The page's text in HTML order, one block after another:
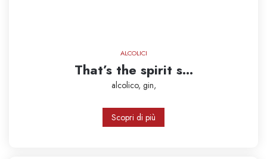
ALCOLICI
That’s the spirit s...
alcolico, gin,
Scopri di più